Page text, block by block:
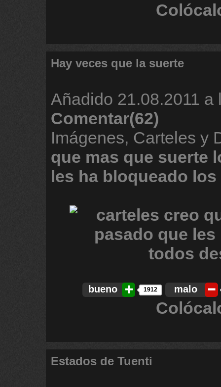
Hay veces que la suerte
Añadido 21.08.2011 a
Comentar(62)
Imágenes, Carteles y
que mas que suerte
les ha bloqueado los
bueno 1912 malo
Estados de Tuenti